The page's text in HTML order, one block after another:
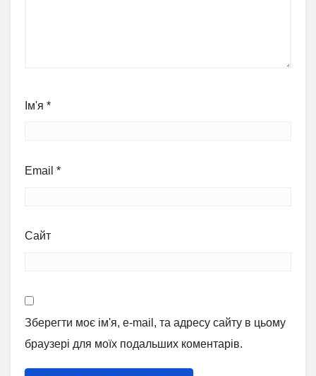
Ім'я *
Email *
Сайт
Зберегти моє ім'я, e-mail, та адресу сайту в цьому
браузері для моїх подальших коментарів.